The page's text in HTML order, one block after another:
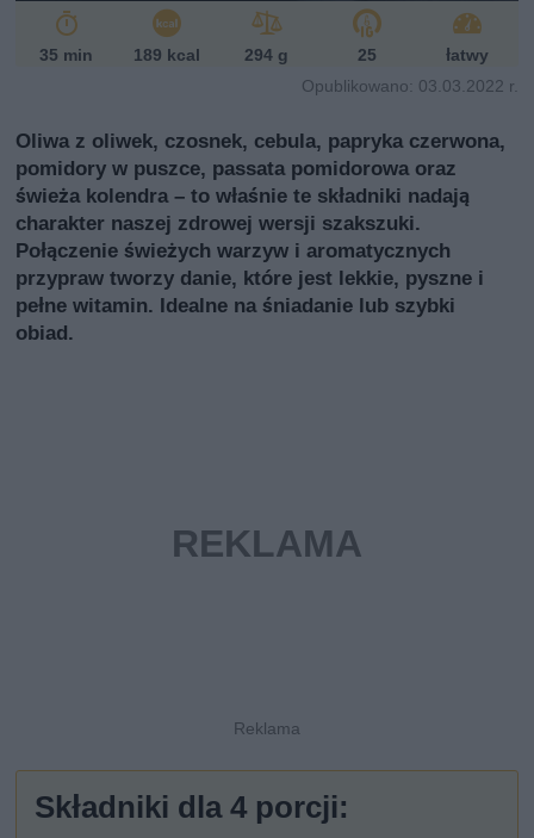
35 min 189 kcal 294 g 25
łatwy
Opublikowano: 03.03.2022 r.
Oliwa z oliwek, czosnek, cebula, papryka czerwona,
pomidory w puszce, passata pomidorowa oraz
świeża kolendra – to właśnie te składniki nadają
charakter naszej zdrowej wersji szakszuki.
Połączenie świeżych warzyw i aromatycznych
przypraw tworzy danie, które jest lekkie, pyszne i
pełne witamin. Idealne na śniadanie lub szybki
obiad.
Składniki dla4 porcji: